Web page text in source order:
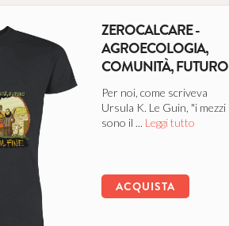
#INDIFESA
ZEROCALCARE -
AGROECOLOGIA,
COMUNITÀ, FUTURO
Per noi, come scriveva
Ursula K. Le Guin, "i mezzi
sono il ... Leggi tutto
ACQUISTA